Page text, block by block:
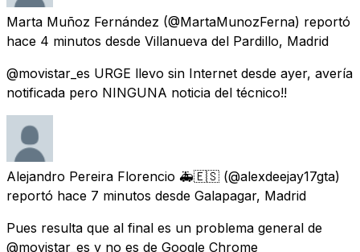
Marta Muñoz Fernández (@MartaMunozFerna) reportó
hace 4 minutos desde Villanueva del Pardillo, Madrid
@movistar_es URGE llevo sin Internet desde ayer, avería
notificada pero NINGUNA noticia del técnico!!
Alejandro Pereira Florencio 🚑🇪🇸 (@alexdeejay17gta)
reportó hace 7 minutos desde Galapagar, Madrid
Pues resulta que al final es un problema general de
@movistar_es y no es de Google Chrome